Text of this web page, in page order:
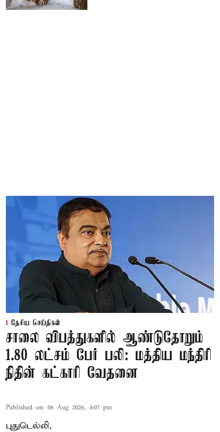
தேசிய செய்திகள்
சாலை விபத்துகளில் ஆண்டுதோறும்
1.80 லட்சம் பேர் பலி: மத்திய மந்திரி
நிதின் கட்காரி வேதனை
Published on: 06 Aug 2026, 4:07 pm
புதுடெல்லி,